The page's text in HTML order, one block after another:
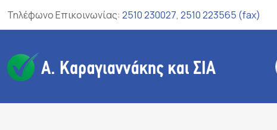
Τηλέφωνο Επικοινωνίας: 2510 230027, 2510 223565 (fax)